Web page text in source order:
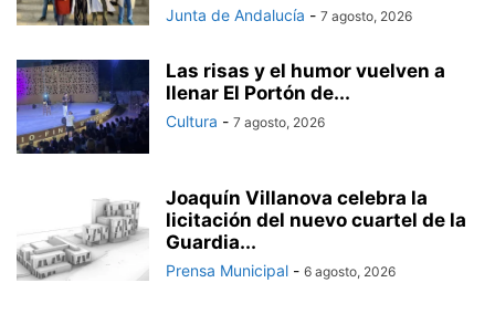
Junta de Andalucía - 7 agosto, 2026
Las risas y el humor vuelven a
llenar El Portón de...
Cultura - 7 agosto, 2026
Joaquín Villanova celebra la
licitación del nuevo cuartel de la
Guardia...
Prensa Municipal - 6 agosto, 2026